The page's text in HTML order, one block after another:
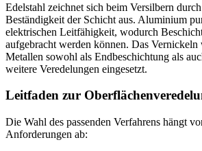
Edelstahl zeichnet sich beim Versilbern
Beständigkeit der Schicht aus. Aluminium
elektrischen Leitfähigkeit, wodurch
aufgebracht werden können. Das Vernickeln
Metallen sowohl als Endbeschichtung als
weitere Veredelungen eingesetzt.
Leitfaden zur
Die Wahl des passenden Verfahrens hängt
Anforderungen ab: